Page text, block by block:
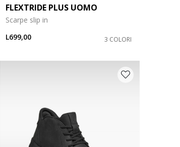
FLEXTRIDE PLUS UOMO
Scarpe slip in
L699,00
3 COLORI